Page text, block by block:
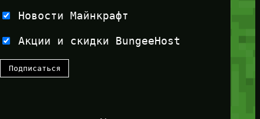
Новости Майнкрафт
Акции и скидки BungeeHost